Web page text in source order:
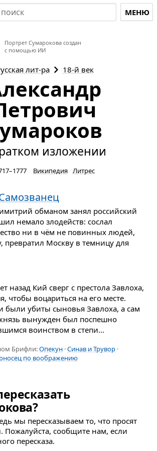
МЕНЮ
Портрет Сумарокова создан
с помощью ИИ
лит-ра 18-й век
изложении
Википедия Литрес
обманом занял российский
немало злодейств: сослал
ни в чём не повинных людей,
превратил Москву в темницу для
назад Кий сверг с престола Завлоха,
чтобы воцариться на его месте.
были убиты сыновья Завлоха, а сам
вынужден был поспешно
воинством в степи...
Брифли:Опекун ·Синав и Трувор ·
по воображению
мы пересказываем то, что просят
Пожалуйста, сообщите нам, если
пересказа.